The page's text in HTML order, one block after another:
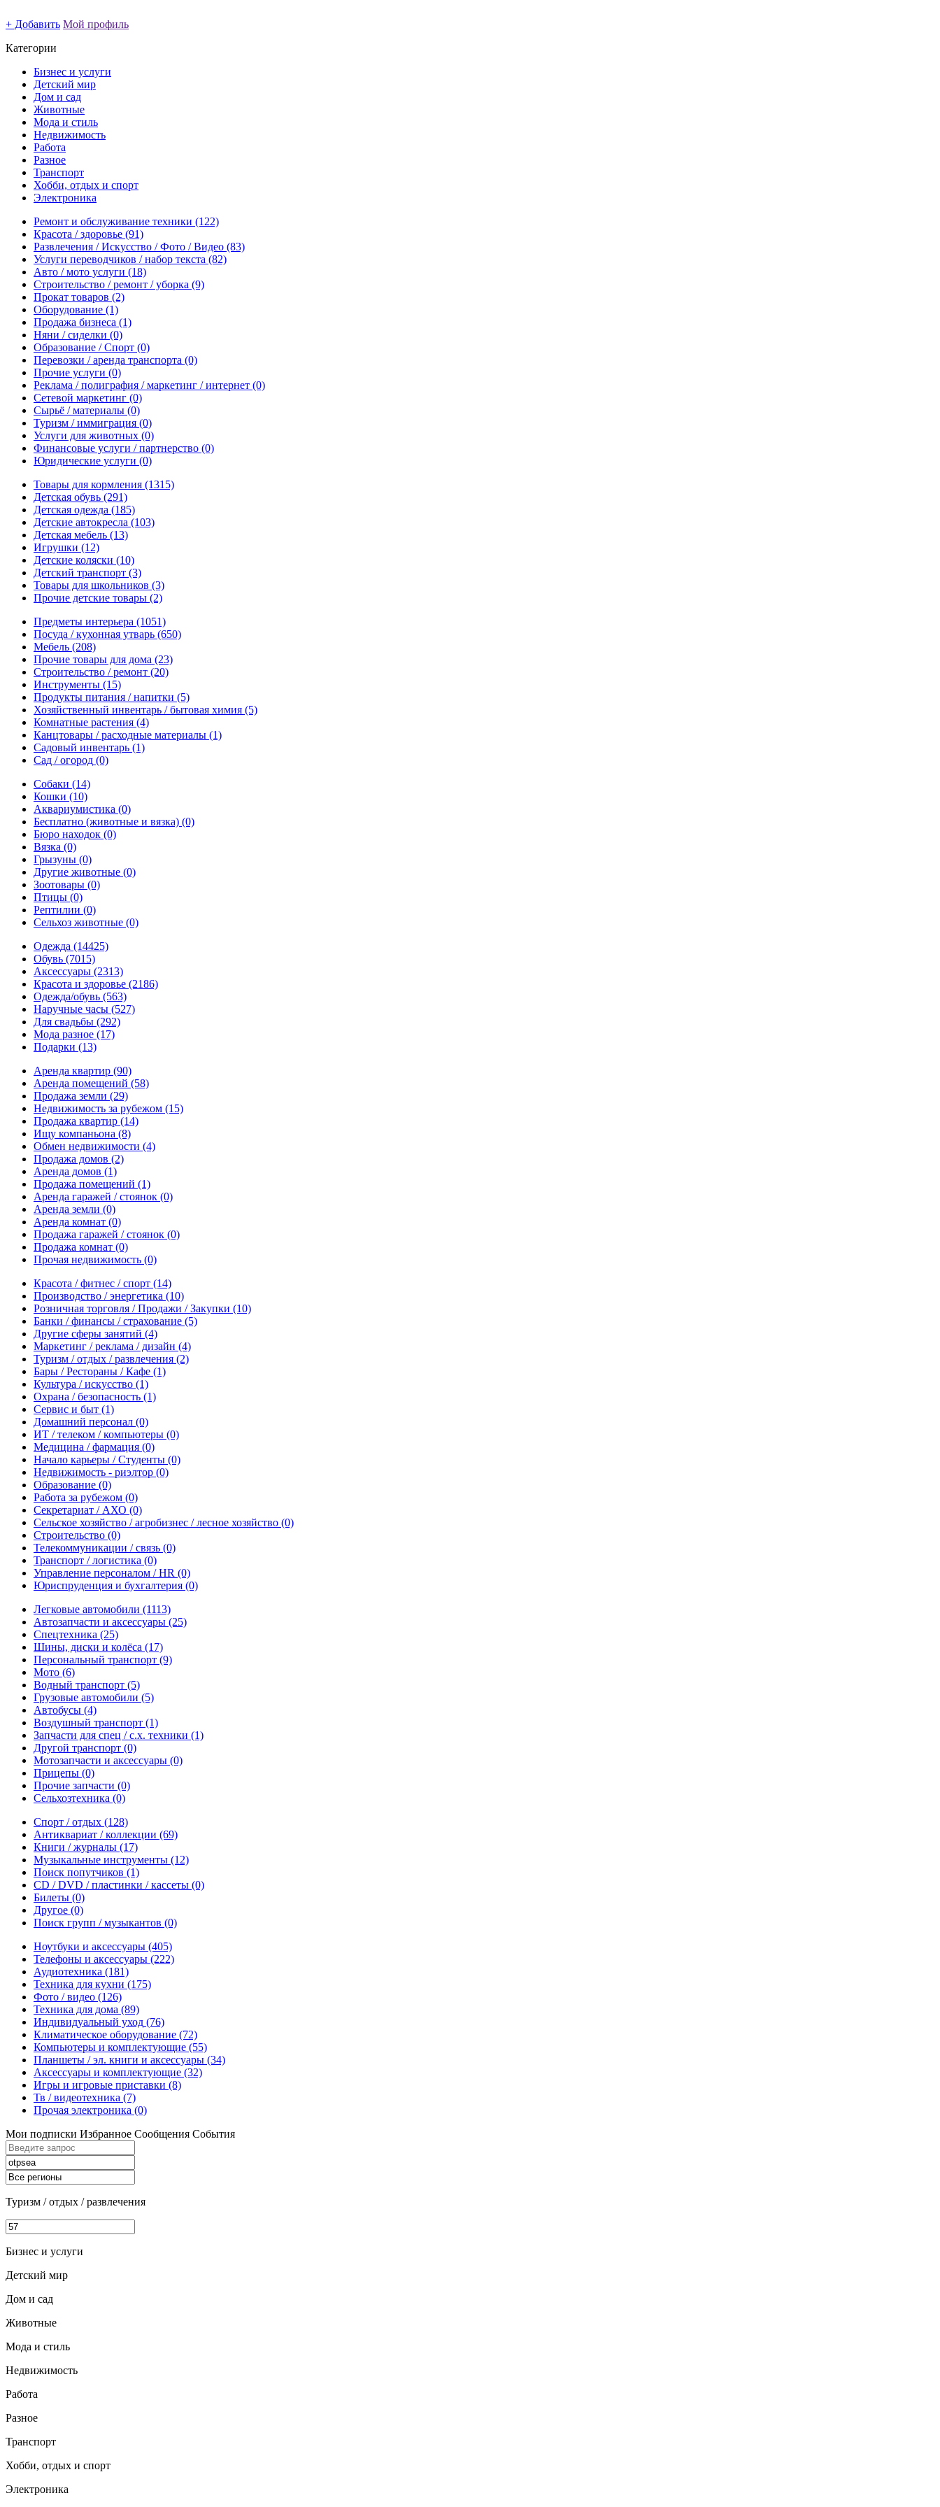
+ Добавить Мой профиль
Категории
Бизнес и услуги
Детский мир
Дом и сад
Животные
Мода и стиль
Недвижимость
Работа
Разное
Транспорт
Хобби, отдых и спорт
Электроника
Ремонт и обслуживание техники (122)
Красота / здоровье (91)
Развлечения / Искусство / Фото / Видео (83)
Услуги переводчиков / набор текста (82)
Авто / мото услуги (18)
Строительство / ремонт / уборка (9)
Прокат товаров (2)
Оборудование (1)
Продажа бизнеса (1)
Няни / сиделки (0)
Образование / Спорт (0)
Перевозки / аренда транспорта (0)
Прочие услуги (0)
Реклама / полиграфия / маркетинг / интернет (0)
Сетевой маркетинг (0)
Сырьё / материалы (0)
Туризм / иммиграция (0)
Услуги для животных (0)
Финансовые услуги / партнерство (0)
Юридические услуги (0)
Товары для кормления (1315)
Детская обувь (291)
Детская одежда (185)
Детские автокресла (103)
Детская мебель (13)
Игрушки (12)
Детские коляски (10)
Детский транспорт (3)
Товары для школьников (3)
Прочие детские товары (2)
Предметы интерьера (1051)
Посуда / кухонная утварь (650)
Мебель (208)
Прочие товары для дома (23)
Строительство / ремонт (20)
Инструменты (15)
Продукты питания / напитки (5)
Хозяйственный инвентарь / бытовая химия (5)
Комнатные растения (4)
Канцтовары / расходные материалы (1)
Садовый инвентарь (1)
Сад / огород (0)
Собаки (14)
Кошки (10)
Аквариумистика (0)
Бесплатно (животные и вязка) (0)
Бюро находок (0)
Вязка (0)
Грызуны (0)
Другие животные (0)
Зоотовары (0)
Птицы (0)
Рептилии (0)
Сельхоз животные (0)
Одежда (14425)
Обувь (7015)
Аксессуары (2313)
Красота и здоровье (2186)
Одежда/обувь (563)
Наручные часы (527)
Для свадьбы (292)
Мода разное (17)
Подарки (13)
Аренда квартир (90)
Аренда помещений (58)
Продажа земли (29)
Недвижимость за рубежом (15)
Продажа квартир (14)
Ищу компаньона (8)
Обмен недвижимости (4)
Продажа домов (2)
Аренда домов (1)
Продажа помещений (1)
Аренда гаражей / стоянок (0)
Аренда земли (0)
Аренда комнат (0)
Продажа гаражей / стоянок (0)
Продажа комнат (0)
Прочая недвижимость (0)
Красота / фитнес / спорт (14)
Производство / энергетика (10)
Розничная торговля / Продажи / Закупки (10)
Банки / финансы / страхование (5)
Другие сферы занятий (4)
Маркетинг / реклама / дизайн (4)
Туризм / отдых / развлечения (2)
Бары / Рестораны / Кафе (1)
Культура / искусство (1)
Охрана / безопасность (1)
Сервис и быт (1)
Домашний персонал (0)
ИТ / телеком / компьютеры (0)
Медицина / фармация (0)
Начало карьеры / Студенты (0)
Недвижимость - риэлтор (0)
Образование (0)
Работа за рубежом (0)
Секретариат / АХО (0)
Сельское хозяйство / агробизнес / лесное хозяйство (0)
Строительство (0)
Телекоммуникации / связь (0)
Транспорт / логистика (0)
Управление персоналом / HR (0)
Юриспруденция и бухгалтерия (0)
Легковые автомобили (1113)
Автозапчасти и аксессуары (25)
Спецтехника (25)
Шины, диски и колёса (17)
Персональный транспорт (9)
Мото (6)
Водный транспорт (5)
Грузовые автомобили (5)
Автобусы (4)
Воздушный транспорт (1)
Запчасти для спец / с.х. техники (1)
Другой транспорт (0)
Мотозапчасти и аксессуары (0)
Прицепы (0)
Прочие запчасти (0)
Сельхозтехника (0)
Спорт / отдых (128)
Антиквариат / коллекции (69)
Книги / журналы (17)
Музыкальные инструменты (12)
Поиск попутчиков (1)
CD / DVD / пластинки / кассеты (0)
Билеты (0)
Другое (0)
Поиск групп / музыкантов (0)
Ноутбуки и аксессуары (405)
Телефоны и аксессуары (222)
Аудиотехника (181)
Техника для кухни (175)
Фото / видео (126)
Техника для дома (89)
Индивидуальный уход (76)
Климатическое оборудование (72)
Компьютеры и комплектующие (55)
Планшеты / эл. книги и аксессуары (34)
Аксессуары и комплектующие (32)
Игры и игровые приставки (8)
Тв / видеотехника (7)
Прочая электроника (0)
Мои подписки Избранное Сообщения События
Туризм / отдых / развлечения
Бизнес и услуги
Детский мир
Дом и сад
Животные
Мода и стиль
Недвижимость
Работа
Разное
Транспорт
Хобби, отдых и спорт
Электроника